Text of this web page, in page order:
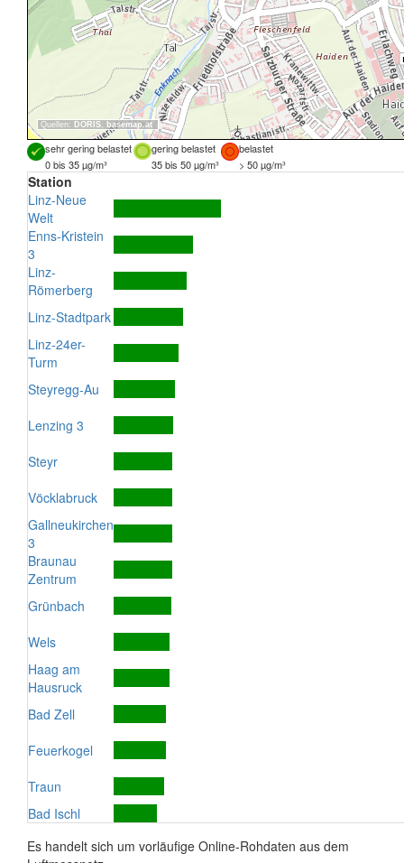
Quellen: DORIS, basemap.at
sehr gering belastet gering belastet
belastet
0 bis 35 µg/m³
35 bis 50 µg/m³ > 50 µg/m³
Station
Linz-Neue
Welt
Enns-Kristein
3
Linz-
Römerberg
Linz-Stadtpark
Linz-24er-
Turm
Steyregg-Au
Lenzing 3
Steyr
Vöcklabruck
Gallneukirchen
3
Braunau
Zentrum
Grünbach
Wels
Haag am
Hausruck
Bad Zell
Feuerkogel
Traun
Bad Ischl
Es handelt sich um vorläufige Online-Rohdaten aus dem